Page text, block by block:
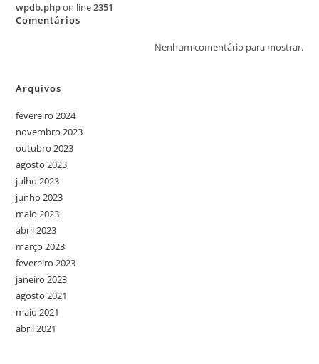
wpdb.phpon line2351
Comentários
Nenhum comentário para mostrar.
Arquivos
fevereiro 2024
novembro 2023
outubro 2023
agosto 2023
julho 2023
junho 2023
maio 2023
abril 2023
março 2023
fevereiro 2023
janeiro 2023
agosto 2021
maio 2021
abril 2021